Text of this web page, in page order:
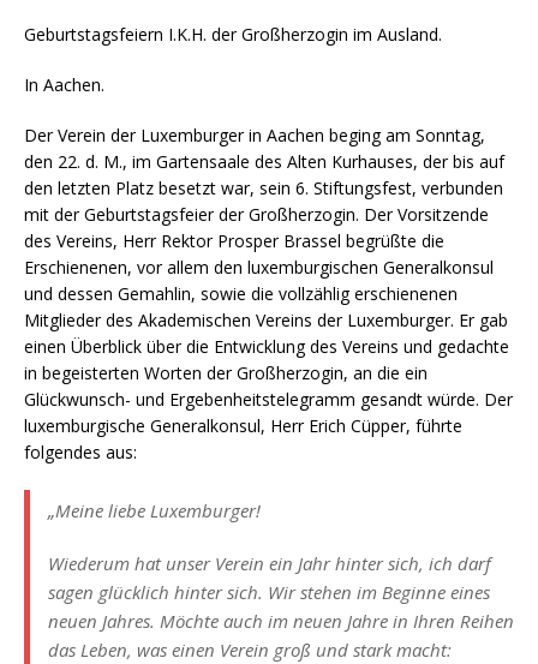
Geburtstagsfeiern I.K.H. der Großherzogin im Ausland.
In Aachen.
Der Verein der Luxemburger in Aachen beging am Sonntag,
den 22. d. M., im Gartensaale des Alten Kurhauses, der bis auf
den letzten Platz besetzt war, sein 6. Stiftungsfest, verbunden
mit der Geburtstagsfeier der Großherzogin. Der Vorsitzende
des Vereins, Herr Rektor Prosper Brassel begrüßte die
Erschienenen, vor allem den luxemburgischen Generalkonsul
und dessen Gemahlin, sowie die vollzählig erschienenen
Mitglieder des Akademischen Vereins der Luxemburger. Er gab
einen Überblick über die Entwicklung des Vereins und gedachte
in begeisterten Worten der Großherzogin, an die ein
Glückwunsch- und Ergebenheitstelegramm gesandt würde. Der
luxemburgische Generalkonsul, Herr Erich Cüpper, führte
folgendes aus:
„Meine liebe Luxemburger!
Wiederum hat unser Verein ein Jahr hinter sich, ich darf
sagen glücklich hinter sich. Wir stehen im Beginne eines
neuen Jahres. Möchte auch im neuen Jahre in Ihren Reihen
das Leben, was einen Verein groß und stark macht: